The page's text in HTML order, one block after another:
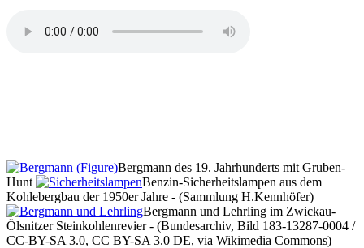
Bergmann des 19. Jahrhunderts mit Gruben-
Hunt
Benzin-Sicherheitslampen aus dem
Kohlebergbau der 1950er Jahre - (Sammlung H.Kennhöfer)
Bergmann und Lehrling im Zwickau-
Ölsnitzer Steinkohlenrevier - (Bundesarchiv, Bild 183-13287-0004 /
CC-BY-SA 3.0, CC BY-SA 3.0 DE, via Wikimedia Commons)